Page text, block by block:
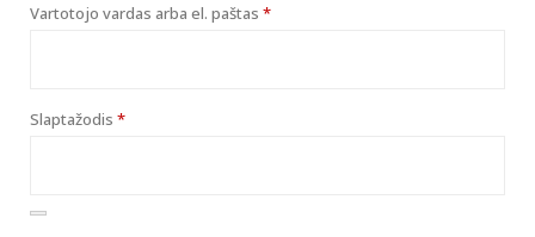
Vartotojo vardas arba el. paštas *Privalomas
Slaptažodis *Privalomas